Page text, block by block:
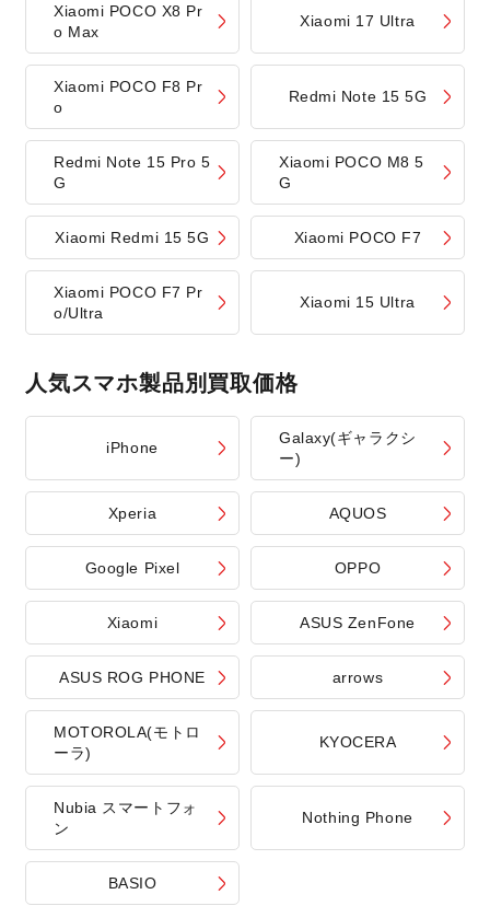
Xiaomi POCO X8 Pr
o Max
Xiaomi 17 Ultra
Xiaomi POCO F8 Pr
o
Redmi Note 15 5G
Redmi Note 15 Pro 5
G
Xiaomi POCO M8 5
G
Xiaomi Redmi 15 5G Xiaomi POCO F7
Xiaomi POCO F7 Pr
o/Ultra
Xiaomi 15 Ultra
人気スマホ製品別買取価格
iPhone
Galaxy(ギャラクシ
ー)
Xperia AQUOS
Google Pixel OPPO
Xiaomi ASUS ZenFone
ASUS ROG PHONE arrows
MOTOROLA(モトロ
ーラ)
KYOCERA
Nubia スマートフォ
ン
Nothing Phone
BASIO